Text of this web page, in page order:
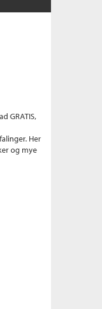
GRATIS,
Her
og mye